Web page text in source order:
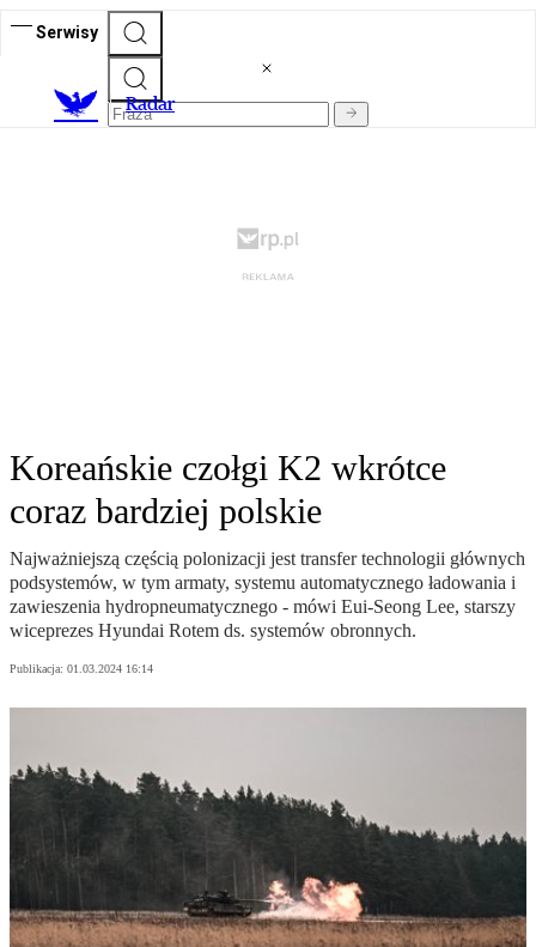
Serwisy
Radar
Koreańskie czołgi K2 wkrótce
coraz bardziej polskie
Najważniejszą częścią polonizacji jest transfer technologii głównych
podsystemów, w tym armaty, systemu automatycznego ładowania i
zawieszenia hydropneumatycznego - mówi Eui-Seong Lee, starszy
wiceprezes Hyundai Rotem ds. systemów obronnych.
Publikacja: 01.03.2024 16:14